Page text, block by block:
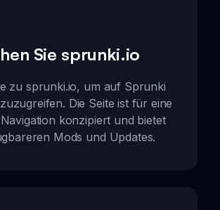
Sie sprunki.io
zu sprunki.io, um auf Sprunki
Die Seite ist für eine
konzipiert und bietet
Mods und Updates.